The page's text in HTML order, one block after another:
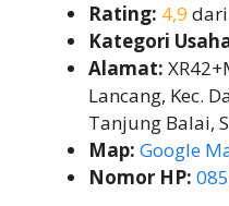
Rating: 4,9
Kategori
Alamat:
Lancang, Kec.
Tanjung Balai,
Map: Google
Nomor HP: